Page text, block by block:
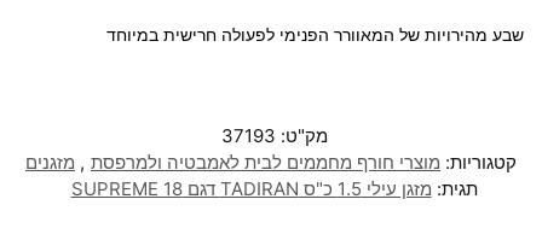
שבע מהירויות של המאוורר הפנימי לפעולה חרישית במיוחד
מק"ט: 37193
קטגוריות: מוצרי חורף מחממים לבית לאמבטיה ולמרפסת , מזגנים
תגית: מזגן עילי 1.5 כ"ס TADIRAN דגם SUPREME 18